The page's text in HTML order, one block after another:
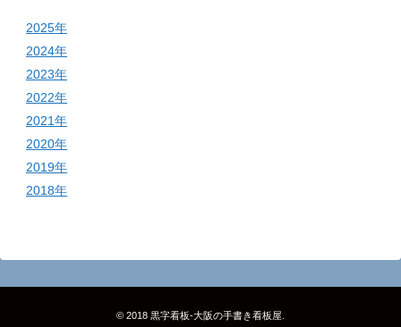
2025年
2024年
2023年
2022年
2021年
2020年
2019年
2018年
© 2018 黒字看板‐大阪の手書き看板屋